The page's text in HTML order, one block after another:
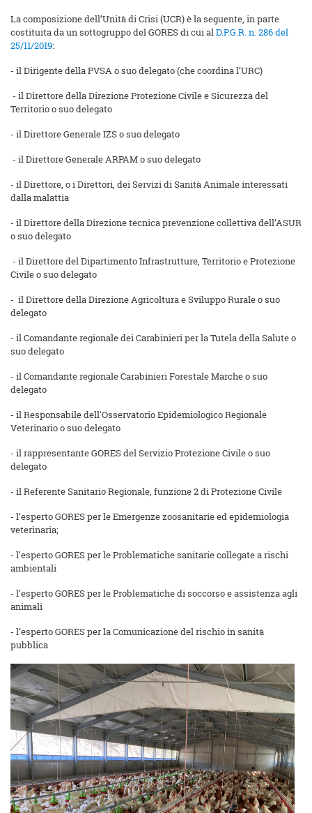
La composizione dell’Unità di Crisi (UCR) è la seguente, in parte
costituita da un sottogruppo del GORES di cui alD.P.G.R. n. 286 del
25/11/2019:
- il Dirigente della PVSA o suo delegato (che coordina l’URC)
- il Direttore della Direzione Protezione Civile e Sicurezza del
Territorio o suo delegato
- il Direttore Generale IZS o suo delegato
- il Direttore Generale ARPAM o suo delegato
- il Direttore, o i Direttori, dei Servizi di Sanità Animale interessati
dalla malattia
- il Direttore della Direzione tecnica prevenzione collettiva dell’ASUR
o suo delegato
- il Direttore del Dipartimento Infrastrutture, Territorio e Protezione
Civile o suo delegato
- il Direttore della Direzione Agricoltura e Sviluppo Rurale o suo
delegato
- il Comandante regionale dei Carabinieri per la Tutela della Salute o
suo delegato
- il Comandante regionale Carabinieri Forestale Marche o suo
delegato
- il Responsabile dell'Osservatorio Epidemiologico Regionale
Veterinario o suo delegato
- il rappresentante GORES del Servizio Protezione Civile o suo
delegato
- il Referente Sanitario Regionale, funzione 2 di Protezione Civile
- l’esperto GORES per le Emergenze zoosanitarie ed epidemiologia
veterinaria;
- l’esperto GORES per le Problematiche sanitarie collegate a rischi
ambientali
- l’esperto GORES per le Problematiche di soccorso e assistenza agli
animali
- l’esperto GORES per la Comunicazione del rischio in sanità
pubblica